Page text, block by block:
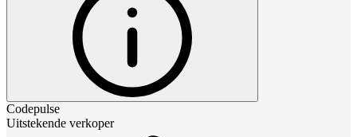
Codepulse
Uitstekende verkoper